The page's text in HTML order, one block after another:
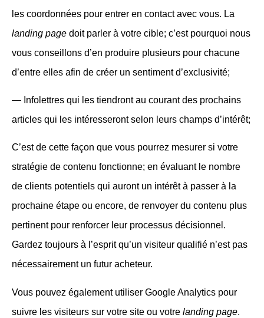
les coordonnées pour entrer en contact avec vous. La
landing page doit parler à votre cible; c’est pourquoi nous
vous conseillons d’en produire plusieurs pour chacune
d’entre elles afin de créer un sentiment d’exclusivité;
— Infolettres qui les tiendront au courant des prochains
articles qui les intéresseront selon leurs champs d’intérêt;
C’est de cette façon que vous pourrez mesurer si votre
stratégie de contenu fonctionne; en évaluant le nombre
de clients potentiels qui auront un intérêt à passer à la
prochaine étape ou encore, de renvoyer du contenu plus
pertinent pour renforcer leur processus décisionnel.
Gardez toujours à l’esprit qu’un visiteur qualifié n’est pas
nécessairement un futur acheteur.
Vous pouvez également utiliser Google Analytics pour
suivre les visiteurs sur votre site ou votre landing page.